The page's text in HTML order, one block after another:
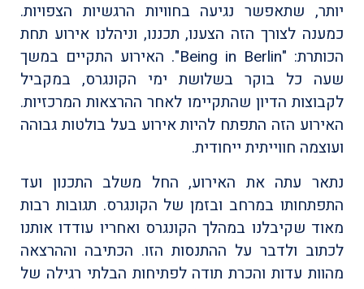
יותר, שתאפשר נגיעה בחוויות הרגשיות הצפויות.
כמענה לצורך הזה הצענו, תכננו, וניהלנו אירוע תחת
הכותרת: "Being in Berlin". האירוע התקיים במשך
שעה כל בוקר בשלושת ימי הקונגרס, במקביל
לקבוצות הדיון שהתקיימו לאחר ההרצאות המרכזיות.
האירוע הזה התפתח להיות אירוע בעל בולטות גבוהה
ועוצמה חווייתית ייחודית.
נתאר עתה את האירוע, החל משלב התכנון ועד
התפתחותו במרחב ובזמן של הקונגרס. תגובות רבות
מאוד שקיבלנו במהלך הקונגרס ואחריו עודדו אותנו
לכתוב ולדבר על ההתנסות הזו. הכתיבה וההרצאה
מהוות עדות והכרת תודה לפתיחות הבלתי רגילה של